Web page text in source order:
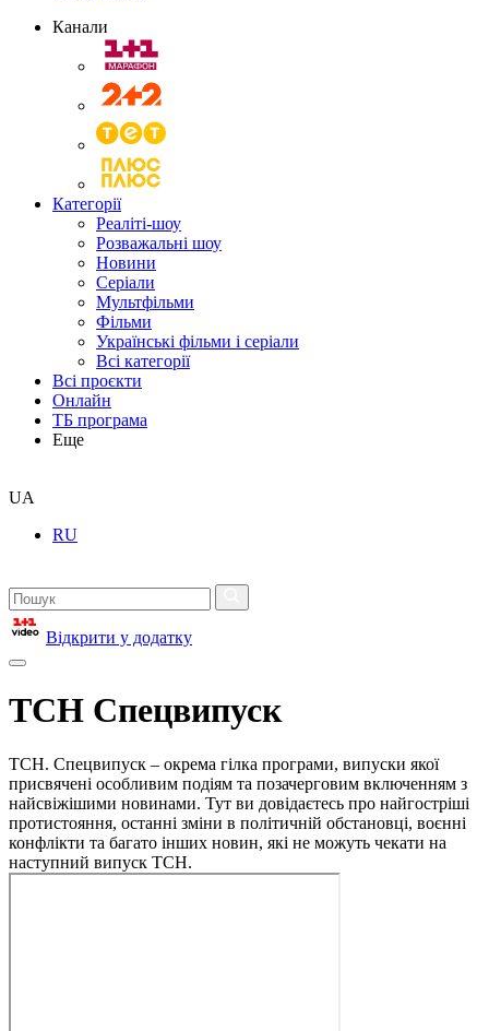
Канали
Категорії
Реаліті-шоу
Розважальні шоу
Новини
Серіали
Мультфільми
Фільми
Українські фільми і серіали
Всі категорії
Всі проєкти
Онлайн
ТБ програма
Еще
UA
RU
Відкрити у додатку
ТСН Спецвипуск
ТСН. Спецвипуск – окрема гілка програми, випуски якої
присвячені особливим подіям та позачерговим включенням з
найсвіжішими новинами. Тут ви довідаєтесь про найгостріші
протистояння, останні зміни в політичній обстановці, воєнні
конфлікти та багато інших новин, які не можуть чекати на
наступний випуск ТСН.